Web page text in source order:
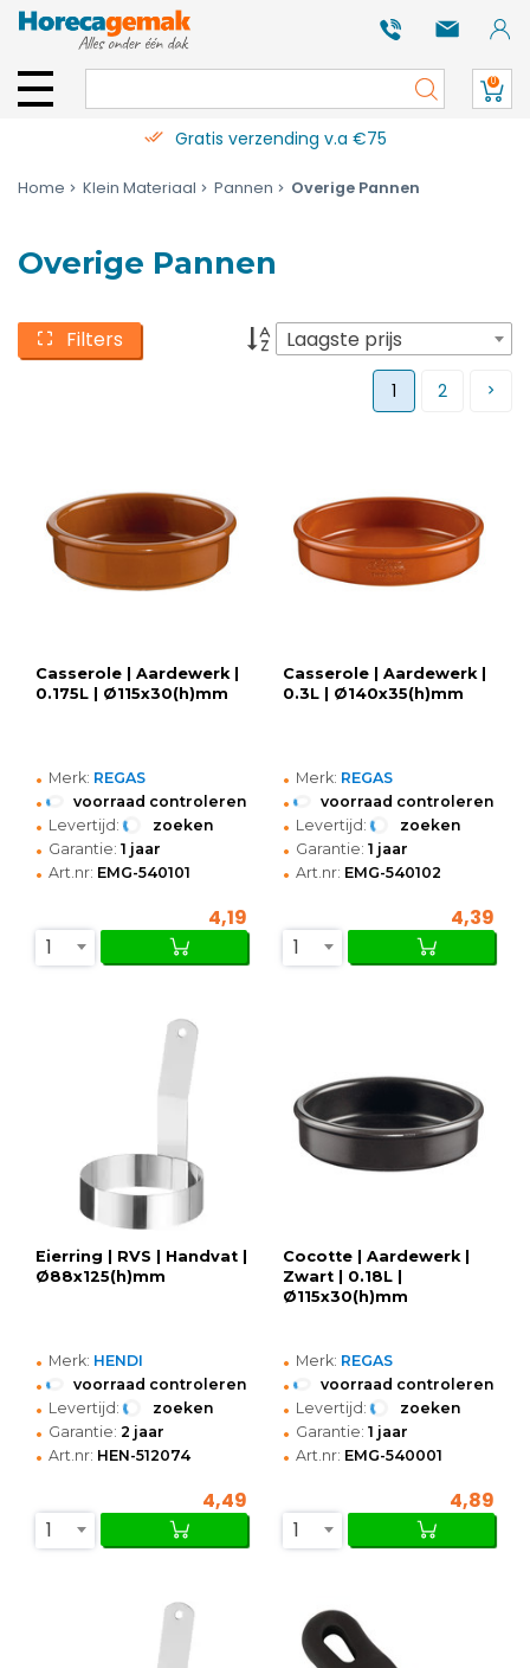
0
Gratis verzending v.a €75
Home Klein Materiaal Pannen Overige Pannen
Overige Pannen
Filters Laagste prijs
1 2
Casserole | Aardewerk |
0.175L | Ø115x30(h)mm
• Merk: REGAS
• voorraad controleren
• Levertijd: zoeken
• Garantie: 1 jaar
• Art.nr: EMG-540101
4,19
1
Casserole | Aardewerk |
0.3L | Ø140x35(h)mm
• Merk: REGAS
• voorraad controleren
• Levertijd: zoeken
• Garantie: 1 jaar
• Art.nr: EMG-540102
4,39
1
Eierring | RVS | Handvat |
Ø88x125(h)mm
• Merk: HENDI
• voorraad controleren
• Levertijd: zoeken
• Garantie: 2 jaar
• Art.nr: HEN-512074
4,49
1
Cocotte | Aardewerk |
Zwart | 0.18L |
Ø115x30(h)mm
• Merk: REGAS
• voorraad controleren
• Levertijd: zoeken
• Garantie: 1 jaar
• Art.nr: EMG-540001
4,89
1